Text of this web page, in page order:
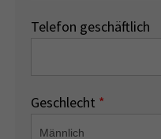
Telefon geschäftlich
Geschlecht *